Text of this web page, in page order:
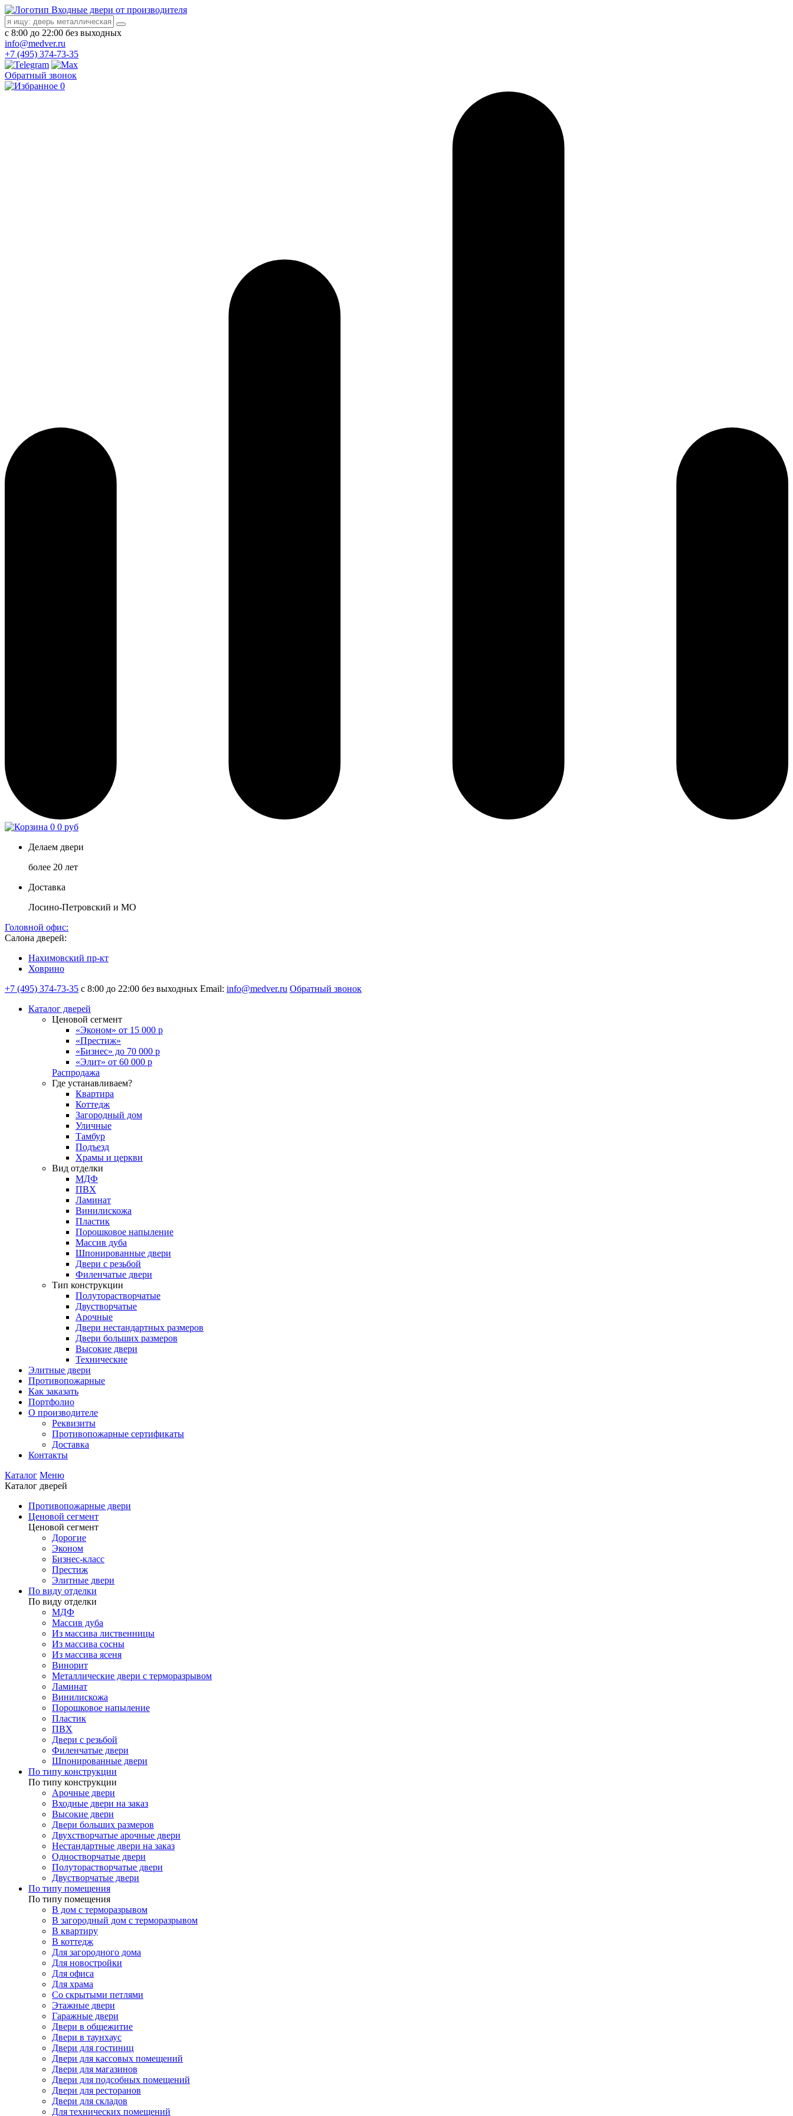
Входные двери от производителя
с 8:00 до 22:00 без выходных
info@medver.ru
+7 (495) 374-73-35
Обратный звонок
0
0 0 руб
Делаем двери
более 20 лет
Доставка
Лосино-Петровский и МО
Головной офис:
Салона дверей:
Нахимовский пр-кт
Ховрино
+7 (495) 374-73-35 с 8:00 до 22:00 без выходных Email: info@medver.ru Обратный звонок
Каталог дверей
Ценовой сегмент
«Эконом» от 15 000 р
«Престиж»
«Бизнес» до 70 000 р
«Элит» от 60 000 р
Распродажа
Где устанавливаем?
Квартира
Коттедж
Загородный дом
Уличные
Тамбур
Подъезд
Храмы и церкви
Вид отделки
МДФ
ПВХ
Ламинат
Винилискожа
Пластик
Порошковое напыление
Массив дуба
Шпонированные двери
Двери с резьбой
Филенчатые двери
Тип конструкции
Полуторастворчатые
Двустворчатые
Арочные
Двери нестандартных размеров
Двери больших размеров
Высокие двери
Технические
Элитные двери
Противопожарные
Как заказать
Портфолио
О производителе
Реквизиты
Противопожарные сертификаты
Доставка
Контакты
Каталог Меню
Каталог дверей
Противопожарные двери
Ценовой сегмент
Ценовой сегмент
Дорогие
Эконом
Бизнес-класс
Престиж
Элитные двери
По виду отделки
По виду отделки
МДФ
Массив дуба
Из массива лиственницы
Из массива сосны
Из массива ясеня
Винорит
Металлические двери с терморазрывом
Ламинат
Винилискожа
Порошковое напыление
Пластик
ПВХ
Двери с резьбой
Филенчатые двери
Шпонированные двери
По типу конструкции
По типу конструкции
Арочные двери
Входные двери на заказ
Высокие двери
Двери больших размеров
Двухстворчатые арочные двери
Нестандартные двери на заказ
Одностворчатые двери
Полуторастворчатые двери
Двустворчатые двери
По типу помещения
По типу помещения
В дом с терморазрывом
В загородный дом с терморазрывом
В квартиру
В коттедж
Для загородного дома
Для новостройки
Для офиса
Для храма
Со скрытыми петлями
Этажные двери
Гаражные двери
Двери в общежитие
Двери в таунхаус
Двери для гостиниц
Двери для кассовых помещений
Двери для магазинов
Двери для подсобных помещений
Двери для ресторанов
Двери для складов
Для технических помещений